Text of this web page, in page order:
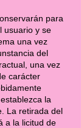
para
usuario y se
una vez
del
una vez
carácter
la
La retirada del
a la licitud de